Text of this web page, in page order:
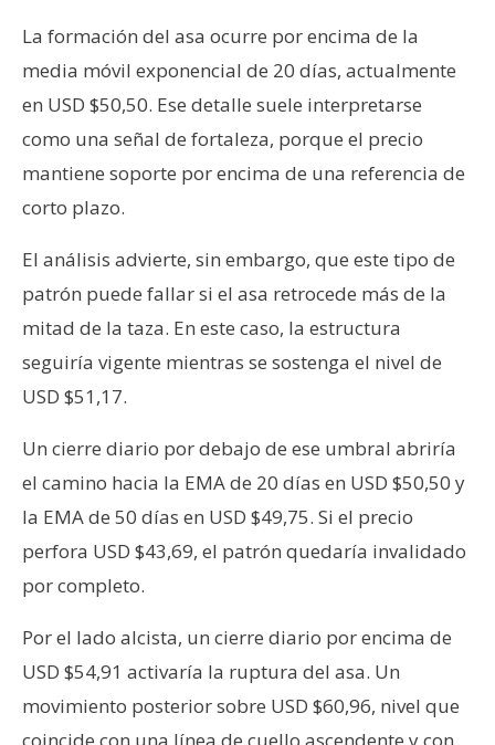
La formación del asa ocurre por encima de la
media móvil exponencial de 20 días, actualmente
en USD $50,50. Ese detalle suele interpretarse
como una señal de fortaleza, porque el precio
mantiene soporte por encima de una referencia de
corto plazo.
El análisis advierte, sin embargo, que este tipo de
patrón puede fallar si el asa retrocede más de la
mitad de la taza. En este caso, la estructura
seguiría vigente mientras se sostenga el nivel de
USD $51,17.
Un cierre diario por debajo de ese umbral abriría
el camino hacia la EMA de 20 días en USD $50,50 y
la EMA de 50 días en USD $49,75. Si el precio
perfora USD $43,69, el patrón quedaría invalidado
por completo.
Por el lado alcista, un cierre diario por encima de
USD $54,91 activaría la ruptura del asa. Un
movimiento posterior sobre USD $60,96, nivel que